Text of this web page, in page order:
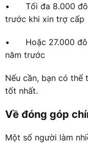
•
Tối đa 8.000
trước khi xin trợ cấp
•
Hoặc 27.000
năm trước
Nếu cần, bạn có thể
tốt nhất.
Về đóng góp
Một số người làm